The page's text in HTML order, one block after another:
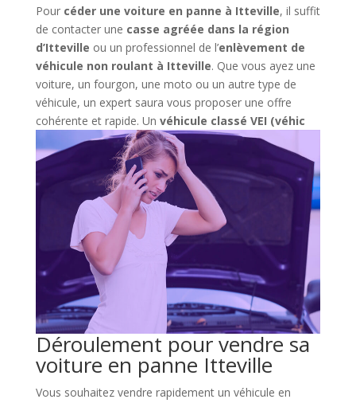
Pour céder une voiture en panne à Itteville, il suffit
de contacter une casse agréée dans la région
d’Itteville ou un professionnel de l’enlèvement de
véhicule non roulant à Itteville. Que vous ayez une
voiture, un fourgon, une moto ou un autre type de
véhicule, un expert saura vous proposer une offre
cohérente et rapide. Un véhicule classé VEI (véhic
Déroulement pour vendre sa
voiture en panne Itteville
Vous souhaitez vendre rapidement un véhicule en